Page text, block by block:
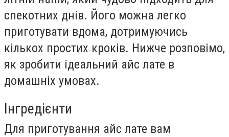
спекотних днів. Його можна легко
приготувати вдома, дотримуючись
кількох простих кроків. Нижче розповімо,
як зробити ідеальний айс лате в
домашніх умовах.
Інгредієнти
Для приготування айс лате вам